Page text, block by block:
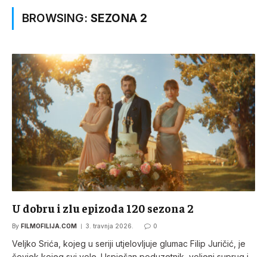
BROWSING: SEZONA 2
U dobru i zlu epizoda 120 sezona 2
By FILMOFILIJA.COM 3. travnja 2026. 0
Veljko Srića, kojeg u seriji utjelovljuje glumac Filip Juričić, je